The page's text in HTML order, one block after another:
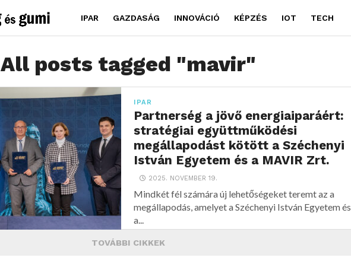
IPAR GAZDASÁG INNOVÁCIÓ KÉPZÉS IOT TECH
All posts tagged "mavir"
IPAR
Partnerség a jövő energiaiparáért:
stratégiai együttműködési
megállapodást kötött a Széchenyi
István Egyetem és a MAVIR Zrt.
2025. NOVEMBER 19.
Mindkét fél számára új lehetőségeket teremt az a
megállapodás, amelyet a Széchenyi István Egyetem és
a...
TOVÁBBI CIKKEK